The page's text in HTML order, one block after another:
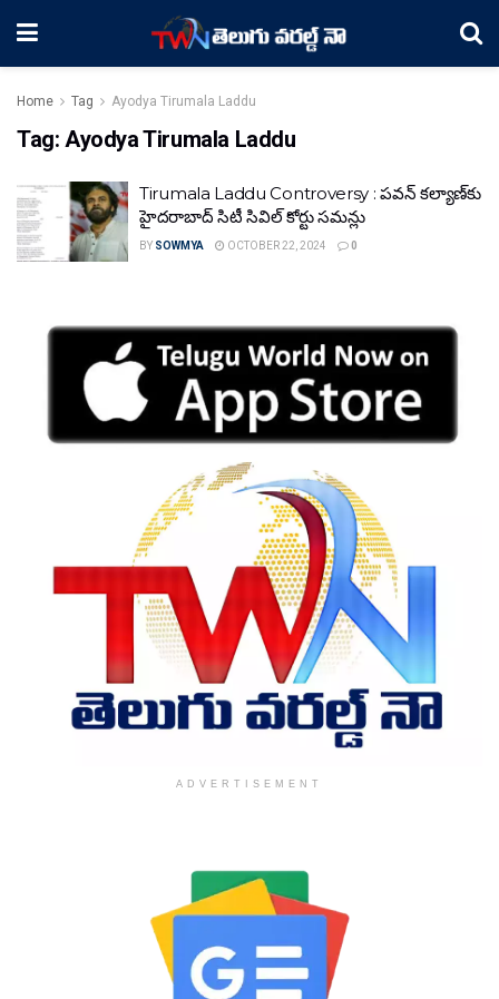
Home Tag Ayodya Tirumala Laddu
Tag: Ayodya Tirumala Laddu
Tirumala Laddu Controversy : పవన్ కల్యాణ్‍కు
హైదరాబాద్ సిటీ సివిల్ కోర్టు సమన్లు
BY SOWMYA OCTOBER 22, 2024 0
ADVERTISEMENT